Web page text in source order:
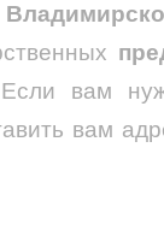
вам
вам